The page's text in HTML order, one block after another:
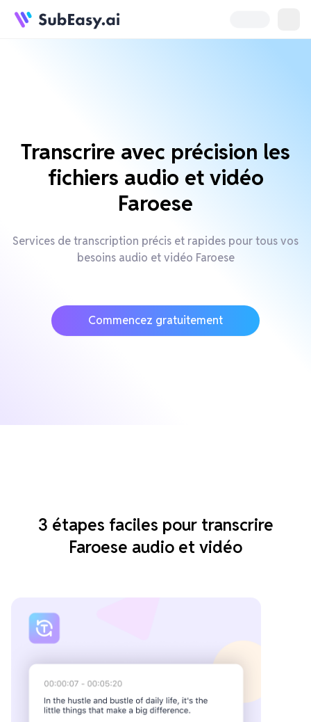
Transcrire avec précision les
fichiers audio et vidéo
Faroese
Services de transcription précis et rapides pour tous vos
besoins audio et vidéo Faroese
Commencez gratuitement
3 étapes faciles pour transcrire
Faroese audio et vidéo